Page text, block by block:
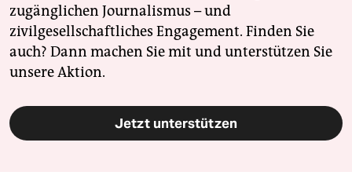
zugänglichen Journalismus – und
zivilgesellschaftliches Engagement. Finden Sie
auch? Dann machen Sie mit und unterstützen Sie
unsere Aktion.
Jetzt unterstützen